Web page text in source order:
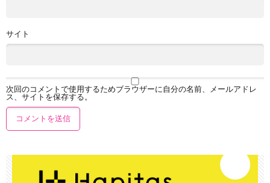
サイト
次回のコメントで使用するためブラウザーに自分の名前、メールアドレ
ス、サイトを保存する。